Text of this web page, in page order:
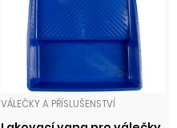
VÁLEČKY A PŘÍSLUŠENSTVÍ